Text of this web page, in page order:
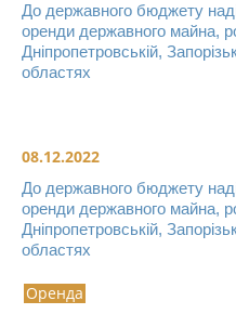
До державного бюджету
оренди державного майна,
Дніпропетровській,
областях
08.12.2022
До державного бюджету
оренди державного майна,
Дніпропетровській,
областях
Оренда